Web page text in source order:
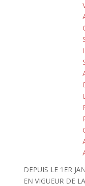
DEPUIS LE 1ER
EN VIGUEUR DE